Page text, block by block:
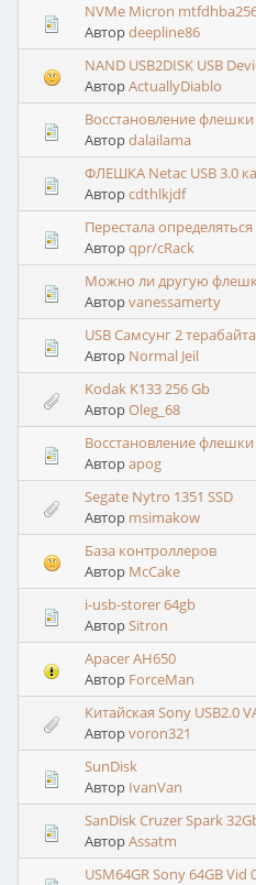
NVMe Micron
Авторdeepline86
NAND USB2DISK USB
АвторActuallyDiablo
Восстановление флешки
Авторdalailama
ФЛЕШКА Netac USB 3.0
Авторcdthlkjdf
Перестала
Авторqpr/cRack
Можно ли другую
Авторvanessamerty
USB Самсунг 2
Автор Normal Jeil
Kodak K133 256 Gb
АвторOleg_68
Восстановление флешки
Авторapog
Segate Nytro 1351 SSD
Автор msimakow
База контроллеров
Автор McCake
i-usb-storer 64gb
АвторSitron
Apacer AH650
Автор ForceMan
Китайская Sony USB2.0
Авторvoron321
SunDisk
Автор IvanVan
SanDisk Cruzer Spark
АвторAssatm
USM64GR Sony 64GB